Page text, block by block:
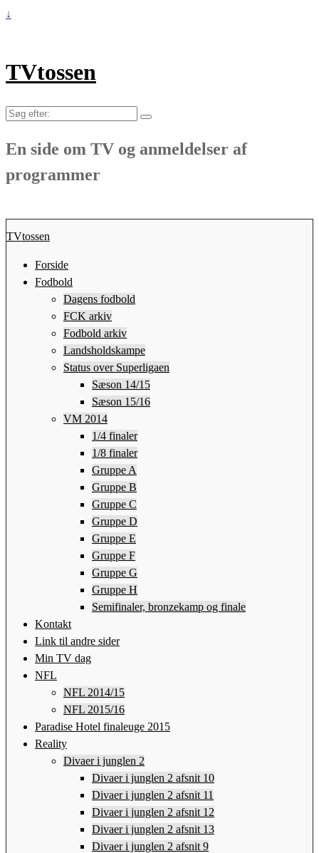
↓
TVtossen
Søg
En side om TV og anmeldelser af
programmer
TVtossen
Forside
Fodbold
Dagens fodbold
FCK arkiv
Fodbold arkiv
Landsholdskampe
Status over Superligaen
Sæson 14/15
Sæson 15/16
VM 2014
1/4 finaler
1/8 finaler
Gruppe A
Gruppe B
Gruppe C
Gruppe D
Gruppe E
Gruppe F
Gruppe G
Gruppe H
Semifinaler, bronzekamp og finale
Kontakt
Link til andre sider
Min TV dag
NFL
NFL 2014/15
NFL 2015/16
Paradise Hotel finaleuge 2015
Reality
Divaer i junglen 2
Divaer i junglen 2 afsnit 10
Divaer i junglen 2 afsnit 11
Divaer i junglen 2 afsnit 12
Divaer i junglen 2 afsnit 13
Divaer i junglen 2 afsnit 9